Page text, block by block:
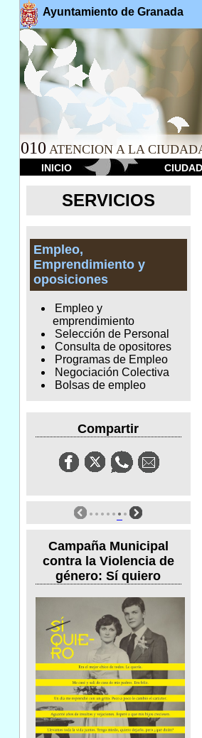
Ayuntamiento de Granada
010 ATENCION A LA
INICIO CIUDAD
SERVICIOS
Empleo,
Emprendimiento y
oposiciones
Empleo y
emprendimiento
Selección de Personal
Consulta de opositores
Programas de Empleo
Negociación Colectiva
Bolsas de empleo
Compartir
Campaña Municipal
contra la Violencia de
género: Sí quiero